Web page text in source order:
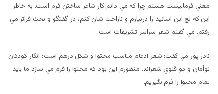
معني فرماليست هستم چرا که مي دانم کار شاعر ساختن فرم است. به خاطر
اين که لج اين اساتيد را دربيارم و ناراحت شان کنم، در گفتگو و بحث فراتر مي
رفتم. مي گفتم شعر سراسر تشريفات است.
نادر پور مي گفت: شعر ادغام مناسب محتوا و شکل درهم است؛ انگار کودکان
توأمان و دو قلوي شعراند. منظورم اين بود که محتوا را فرم مي سازد ما بايد
تمام محتوا را فرم بگيريم.